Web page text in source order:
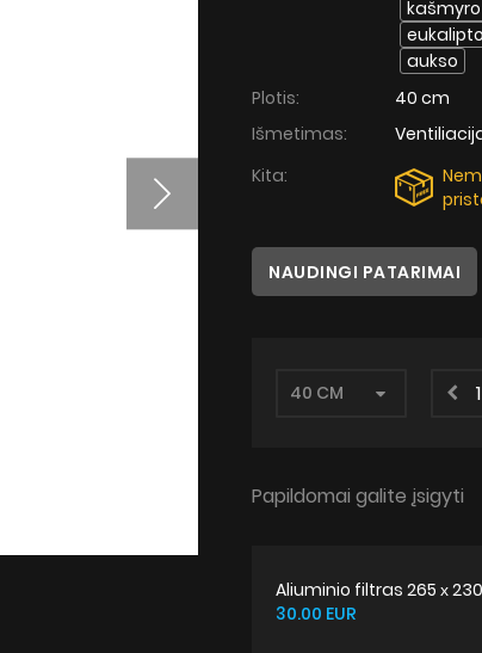
kašmyro
eukalipto
aukso
Plotis:
40 cm
Išmetimas:
Kita:
NAUDINGI PATARIMAI
Papildomai galite įsigyti
Aliuminio filtras 265 х
30.00 EUR